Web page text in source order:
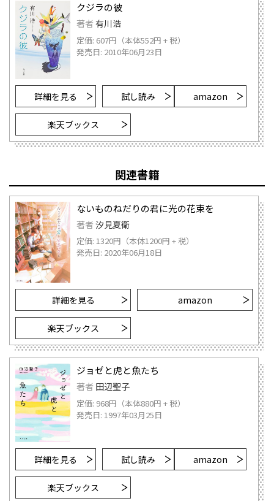
クジラの彼
著者 有川浩
定価: 607円（本体552円 + 税）
発売日: 2010年06月23日
詳細を見る 試し読み amazon
楽天ブックス
関連書籍
ないものねだりの君に光の花束を
著者 汐見夏衛
定価: 1320円（本体1200円 + 税）
発売日: 2020年06月18日
詳細を見る amazon
楽天ブックス
ジョゼと虎と魚たち
著者 田辺聖子
定価: 968円（本体880円 + 税）
発売日: 1997年03月25日
詳細を見る 試し読み amazon
楽天ブックス